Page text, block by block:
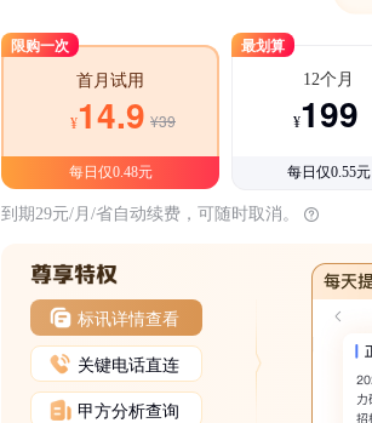
限购一次
首月试用
¥14.9 ¥39
每日仅0.48元
最划算
12个月
¥199
每日仅0.55元
到期29元/月/省自动续费，可随时取消。
标讯详情查看
关键电话直连
甲方分析查询